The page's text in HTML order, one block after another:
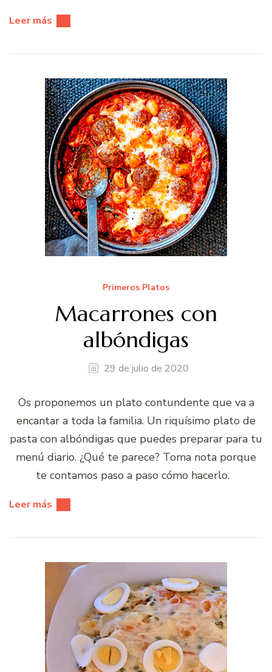
Leer más
Primeros Platos
Macarrones con
albóndigas
29 de julio de 2020
Os proponemos un plato contundente que va a
encantar a toda la familia. Un riquísimo plato de
pasta con albóndigas que puedes preparar para tu
menú diario. ¿Qué te parece? Toma nota porque
te contamos paso a paso cómo hacerlo.
Leer más